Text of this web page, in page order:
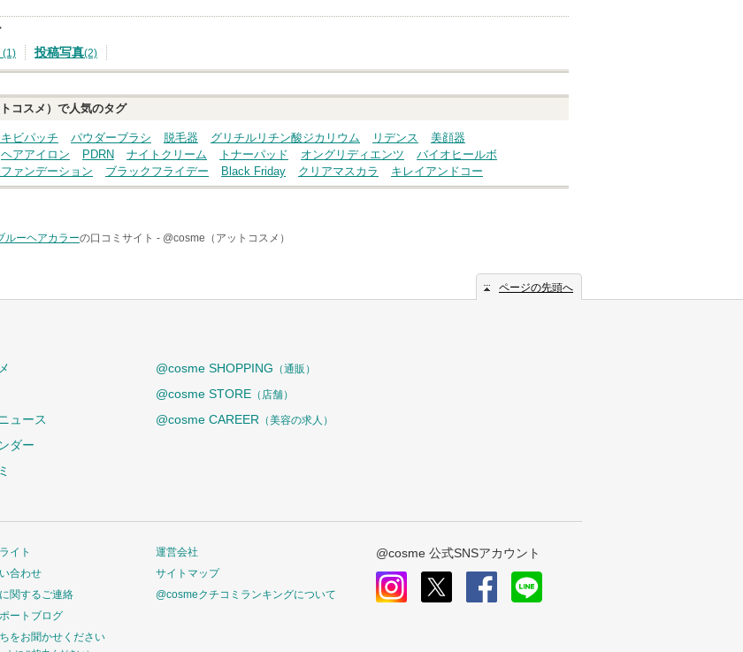
(1) 投稿写真(2)
コスメ）で人気のタグ
キビパッチ パウダーブラシ 脱毛器 グリチルリチン酸ジカリウム リデンス
美顔器
ヘアアイロン PDRN ナイトクリーム トナーパッド オングリディエンツ
バイオヒールボ
ァンデーション ブラックフライデー Black Friday クリアマスカラ キレイアンドコー
ルーヘアカラーの口コミサイト - @cosme（アットコスメ）
ページの先頭へ
ュース
ダー
@cosme SHOPPING （通販）
@cosme STORE （店舗）
@cosme CAREER （美容の求人）
イト
合わせ
関するご連絡
ートブログ
をお聞かせください
運営会社
サイトマップ
@cosmeクチコミランキングについて
@cosme 公式SNSアカウント